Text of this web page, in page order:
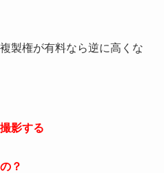
製権が有料なら逆に高くな
影する
？